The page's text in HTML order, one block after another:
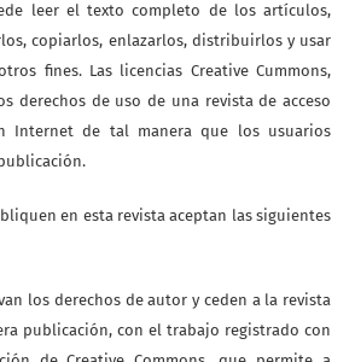
leer el texto completo de los artículos,
copiarlos, enlazarlos, distribuirlos y usar
fines. Las licencias Creative Cummons,
derechos de uso de una revista de acceso
Internet de tal manera que los usuarios
en esta revista aceptan las siguientes
los derechos de autor y ceden a la revista
publicación, con el trabajo registrado con